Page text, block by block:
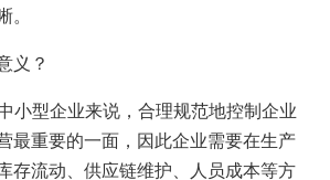
义？
小型企业来说，合理规范地控制企业
最重要的一面，因此企业需要在生产
存流动、供应链维护、人员成本等方